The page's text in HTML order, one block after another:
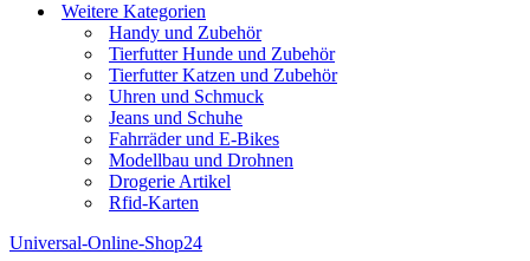
Weitere Kategorien
Handy und Zubehör
Tierfutter Hunde und Zubehör
Tierfutter Katzen und Zubehör
Uhren und Schmuck
Jeans und Schuhe
Fahrräder und E-Bikes
Modellbau und Drohnen
Drogerie Artikel
Rfid-Karten
Universal-Online-Shop24